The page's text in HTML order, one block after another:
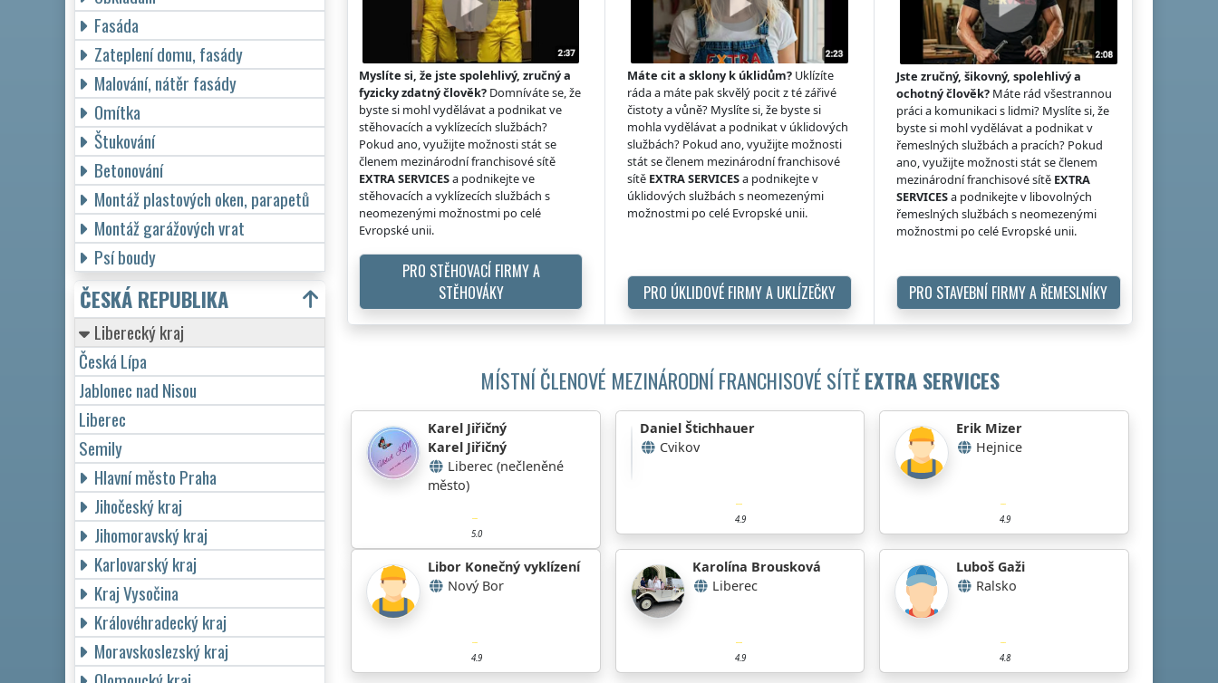
Myslíte si, že jste spolehlivý, zručný a
fyzicky zdatný člověk? Domníváte se, že
byste si mohl vydělávat a podnikat ve
stěhovacích a vyklízecích službách?
Pokud ano, využijte možnosti stát se
členem mezinárodní franchisové sítě
EXTRA SERVICESa podnikejte ve
stěhovacích a vyklízecích službách s
neomezenými možnostmi po celé
Evropské unii.
PRO STĚHOVACÍ FIRMY A
STĚHOVÁKY
Máte cit a sklony k úklidům? Uklízíte
ráda a máte pak skvělý pocit z té zářivé
čistoty a vůně? Myslíte si, že byste si
mohla vydělávat a podnikat v úklidových
službách? Pokud ano, využijte možnosti
stát se členem mezinárodní franchisové
sítě EXTRA SERVICESa podnikejte v
úklidových službách s neomezenými
možnostmi po celé Evropské unii.
PRO ÚKLIDOVÉ FIRMY A UKLÍZEČKY
Jste zručný, šikovný, spolehlivý a
ochotný člověk?Máte rád všestrannou
práci a komunikaci s lidmi? Myslíte si, že
byste si mohl vydělávat a podnikat v
řemeslných službách a pracích? Pokud
ano, využijte možnosti stát se členem
mezinárodní franchisové sítě EXTRA
SERVICESa podnikejte v libovolných
řemeslných službách s neomezenými
možnostmi po celé Evropské unii.
PRO STAVEBNÍ FIRMY A ŘEMESLNÍKY
MÍSTNÍ ČLENOVÉ MEZINÁRODNÍ FRANCHISOVÉ SÍTĚEXTRA SERVICES
Karel Jiřičný
Karel Jiřičný
Liberec (nečleněné
město)
5.0
Daniel Štichhauer
Cvikov
4.9
Erik Mizer
Hejnice
4.9
Libor Konečný vyklízení
Nový Bor
4.9
Karolína Brousková
Liberec
4.9
Luboš Gaži
Ralsko
4.8
Fasáda
Zateplení domu, fasády
Malování, nátěr fasády
Omítka
Štukování
Betonování
Montáž plastových oken, parapetů
Montáž garážových vrat
Psí boudy
ČESKÁ REPUBLIKA
Liberecký kraj
Česká Lípa
Jablonec nad Nisou
Liberec
Semily
Hlavní město Praha
Jihočeský kraj
Jihomoravský kraj
Karlovarský kraj
Kraj Vysočina
Královéhradecký kraj
Moravskoslezský kraj